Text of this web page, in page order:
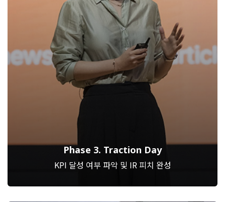
Phase 3. Traction Day
KPI 달성 여부 파악 및 IR 피치 완성